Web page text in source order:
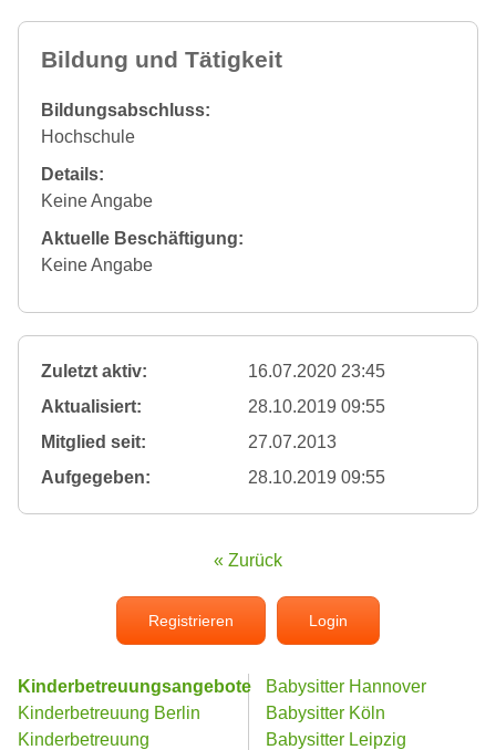
Bildung und Tätigkeit
Bildungsabschluss:
Hochschule
Details:
Keine Angabe
Aktuelle Beschäftigung:
Keine Angabe
Zuletzt aktiv:
16.07.2020 23:45
Aktualisiert:
28.10.2019 09:55
Mitglied seit:
27.07.2013
Aufgegeben:
28.10.2019 09:55
« Zurück
Registrieren Login
Kinderbetreuungsangebote
Kinderbetreuung Berlin
Kinderbetreuung
Babysitter Hannover
Babysitter Köln
Babysitter Leipzig